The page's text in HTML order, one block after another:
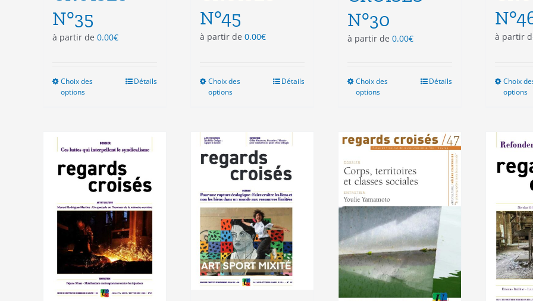
N°35
à partir de 0.00€
Choix des
options
Les
options
peuvent
être
choisies
sur
la
page
du
produit
Détails
N°45
à partir de 0.00€
Choix des
options
variations.
Les
options
peuvent
choisies
sur
la
page
du
produit
Détails
N°30
à partir de 0.00€
Choix des
options
variations.
Les
peuvent
être
sur
la
page
du
produit
Détails
à partir
Choix
options